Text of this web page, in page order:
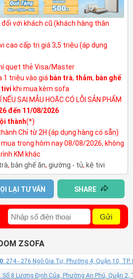
đối với khách cũ (khách hàng thân
cao cấp trị giá 3,5 triệu (áp dụng
quẹt thẻ Visa/Master
1 triệu vào giá bàn trà, thảm, bàn ghế
tivi khi mua kèm sofa
SAI MẪU HOẶC CÓ LỖI SẢN PHẨM
đến 11/08/2026
thành(*)
Chỉ từ 2H (áp dụng hàng có sẵn)
mua trong hôm nay 08/08/2026, không
KM khác
, bàn ghế ăn, giường - tủ, kệ tivi
LẠI TƯ VẤN SHARE
Gửi
ZSOFA
: 274 - 276 Ngô Gia Tự, Phường 4, Quận 10, TP.
: Số 8 Lương Định Của, Phường An Phú, Quận 2,